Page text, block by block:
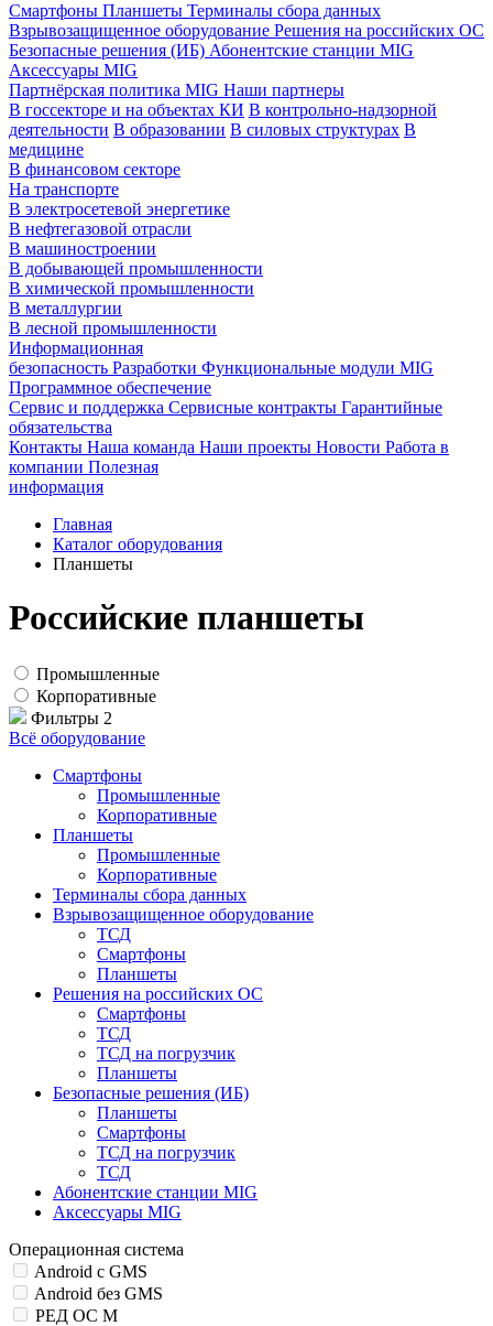
Смартфоны Планшеты Терминалы сбора данных
Взрывозащищенное оборудование Решения на российских ОС
Безопасные решения (ИБ) Абонентские станции MIG
Аксессуары MIG
Партнёрская политика MIG Наши партнеры
В госсекторе и на объектах КИ В контрольно-надзорной
деятельности В образовании В силовых структурах В
медицине
В финансовом секторе
На транспорте
В электросетевой энергетике
В нефтегазовой отрасли
В машиностроении
В добывающей промышленности
В химической промышленности
В металлургии
В лесной промышленности
Информационная
безопасность Разработки Функциональные модули MIG
Программное обеспечение
Сервис и поддержка Сервисные контракты Гарантийные
обязательства
Контакты Наша команда Наши проекты Новости Работа в
компании Полезная
информация
Главная
Каталог оборудования
Планшеты
Российские планшеты
Промышленные
Корпоративные
Фильтры 2
Всё оборудование
Смартфоны
Промышленные
Корпоративные
Планшеты
Промышленные
Корпоративные
Терминалы сбора данных
Взрывозащищенное оборудование
ТСД
Смартфоны
Планшеты
Решения на российских ОС
Смартфоны
ТСД
ТСД на погрузчик
Планшеты
Безопасные решения (ИБ)
Планшеты
Смартфоны
ТСД на погрузчик
ТСД
Абонентские станции MIG
Аксессуары MIG
Операционная система
Android c GMS
Android без GMS
РЕД ОС М